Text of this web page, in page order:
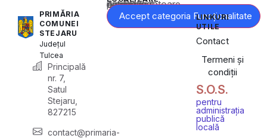
PRIMĂRIA
COMUNEI
STEJARU
Județul
Tulcea
Principală
nr. 7,
Satul
Stejaru,
827215
contact@primaria-
Acest conținut este blocat până când acceptați categoria corespunzătoare de cookie-uri.
Accept categoria Funcționalitate
LINKURI
UTILE
Contact
Termeni și
condiții
S.O.S.
pentru
administrația
publică
locală